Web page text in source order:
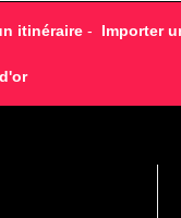
itinéraire - Importer